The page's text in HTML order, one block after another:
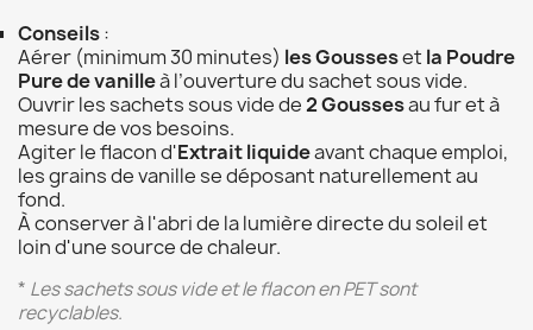
Conseils:
Aérer (minimum 30 minutes) les Gousseset la Poudre
Pure de vanilleà l’ouverture du sachet sous vide.
Ouvrir les sachets sous vide de2 Goussesau fur et à
mesure de vos besoins.
Agiter le flacon d'Extrait liquideavant chaque emploi,
les grains de vanille se déposant naturellement au
fond.
À conserver à l'abri de la lumière directe du soleil et
loin d'une source de chaleur.
* Les sachets sous vide et le flacon en PET sont
recyclables.